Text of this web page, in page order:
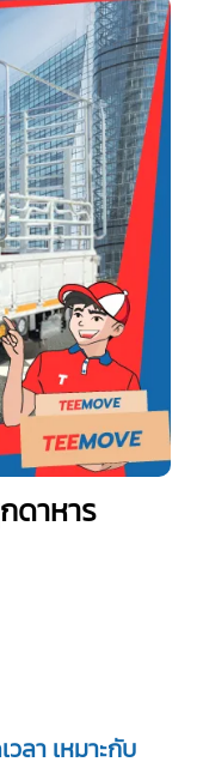
ดาหาร
ลา เหมาะกับ